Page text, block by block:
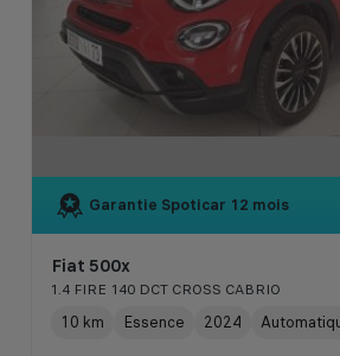
Garantie Spoticar 12 mois
Fiat 500x
1.4 FIRE 140 DCT CROSS CABRIO
10 km Essence 2024